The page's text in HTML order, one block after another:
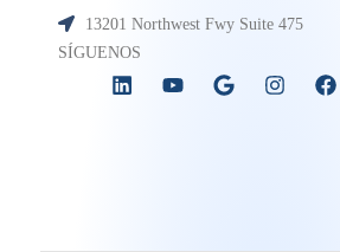
13201 Northwest Fwy Suite 475
SÍGUENOS